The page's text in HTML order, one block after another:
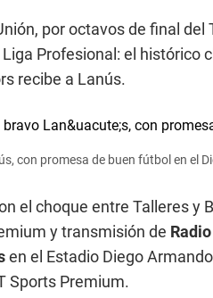
por octavos de final del
Profesional: el histórico
recibe a Lanús.
con promesa de buen fútbol en el
el choque entre Talleres y
y transmisión de
en el Estadio Diego
Sports Premium.